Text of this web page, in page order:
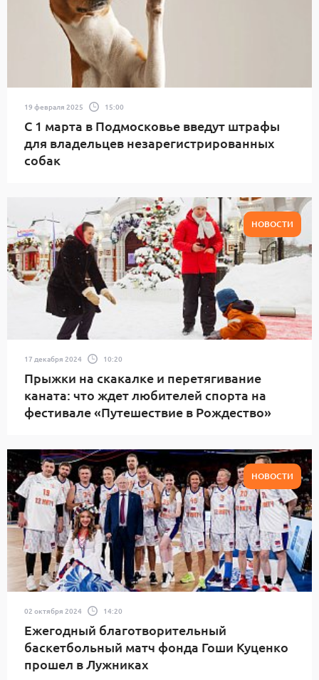
19 февраля 2025 15:00
С 1 марта в Подмосковье введут штрафы
для владельцев незарегистрированных
собак
НОВОСТИ
17 декабря 2024 10:20
Прыжки на скакалке и перетягивание
каната: что ждет любителей спорта на
фестивале «Путешествие в Рождество»
НОВОСТИ
02 октября 2024 14:20
Ежегодный благотворительный
баскетбольный матч фонда Гоши Куценко
прошел в Лужниках